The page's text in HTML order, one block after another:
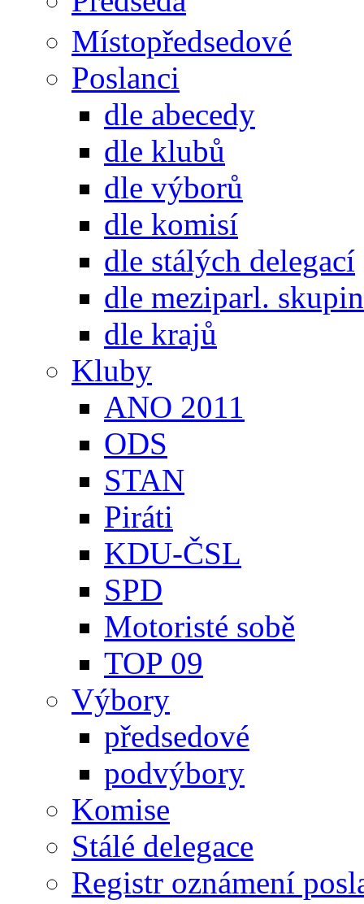
Místopředsedové
Poslanci
dle abecedy
dle klubů
dle výborů
dle komisí
dle stálých delegací
dle meziparl. skupin
dle krajů
Kluby
ANO 2011
ODS
STAN
Piráti
KDU-ČSL
SPD
Motoristé sobě
TOP 09
Výbory
předsedové
podvýbory
Komise
Stálé delegace
Registr oznámení